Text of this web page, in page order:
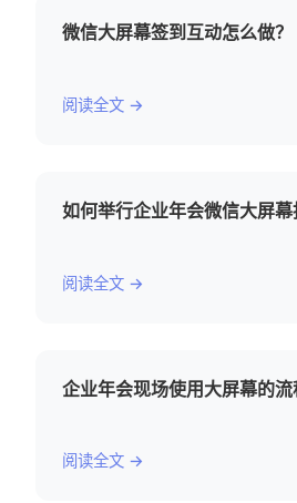
微信大屏幕签到互动怎么做？
阅读全文 →
如何举行企业年会微信大屏幕
阅读全文 →
企业年会现场使用大屏幕的流
阅读全文 →